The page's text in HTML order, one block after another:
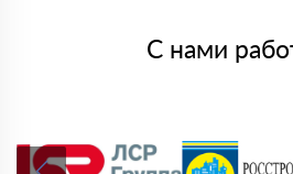
С нами